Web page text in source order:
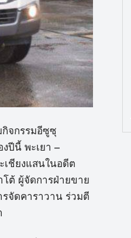
จกรรมอีซูซุ
ปีนี้ พะเยา –
เชียงแสนในอดีต
โต้ ผู้จัดการฝ่ายขาย
จัดคาราวาน ร่วมตี